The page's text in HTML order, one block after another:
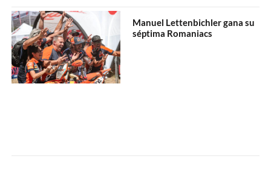
Manuel Lettenbichler gana su
séptima Romaniacs